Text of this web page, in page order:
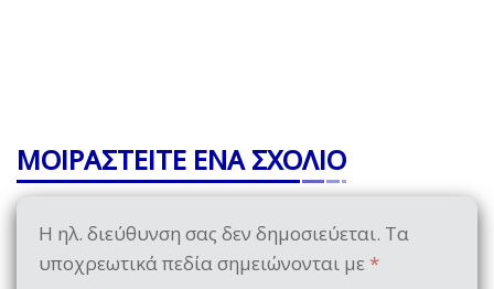
ΜΟΙΡΑΣΤΕΙΤΕ ΕΝΑ ΣΧΟΛΙΟ
Η ηλ. διεύθυνση σας δεν δημοσιεύεται. Τα
υποχρεωτικά πεδία σημειώνονται με *